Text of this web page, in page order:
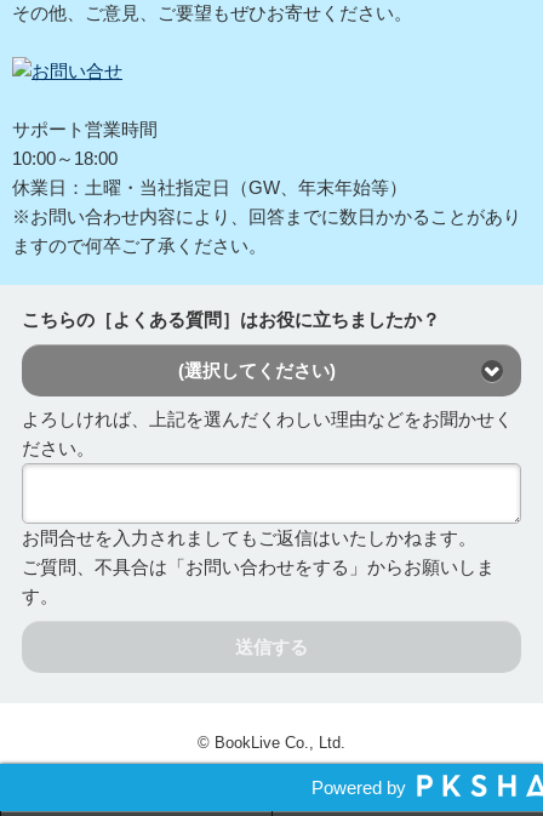
その他、ご意見、ご要望もぜひお寄せください。
サポート営業時間
10:00～18:00
休業日：土曜・当社指定日（GW、年末年始等）
※お問い合わせ内容により、回答までに数日かかることがあり
ますので何卒ご了承ください。
こちらの［よくある質問］はお役に立ちましたか？
(選択してください)
よろしければ、上記を選んだくわしい理由などをお聞かせく
ださい。
お問合せを入力されましてもご返信はいたしかねます。
ご質問、不具合は「お問い合わせをする」からお願いしま
す。
送信する
© BookLive Co., Ltd.
Powered by